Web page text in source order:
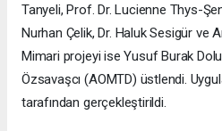
Tanyeli, Prof. Dr. Lucienne Thys-
Nurhan Çelik, Dr. Haluk Sesigür ve
Mimari projeyi ise Yusuf Burak
Özsavaşcı (AOMTD) üstlendi.
tarafından gerçekleştirildi.